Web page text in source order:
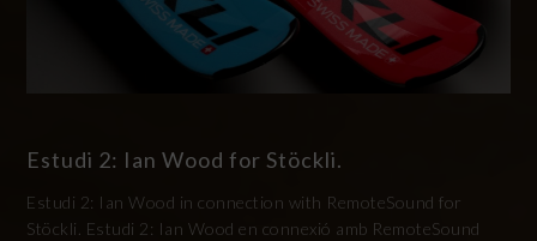
Estudi 2: Ian Wood for Stöckli.
Estudi 2: Ian Wood in connection with RemoteSound for
Stöckli. Estudi 2: Ian Wood en connexió amb RemoteSound